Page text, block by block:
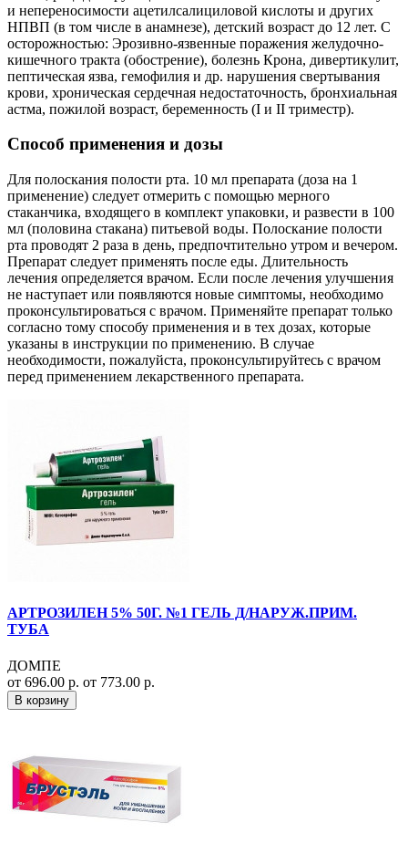
и непереносимости ацетилсалициловой кислоты и других
НПВП (в том числе в анамнезе), детский возраст до 12 лет. С
осторожностью: Эрозивно-язвенные поражения желудочно-
кишечного тракта (обострение), болезнь Крона, дивертикулит,
пептическая язва, гемофилия и др. нарушения свертывания
крови, хроническая сердечная недостаточность, бронхиальная
астма, пожилой возраст, беременность (I и II триместр).
Способ применения и дозы
Для полоскания полости рта. 10 мл препарата (доза на 1
применение) следует отмерить с помощью мерного
стаканчика, входящего в комплект упаковки, и развести в 100
мл (половина стакана) питьевой воды. Полоскание полости
рта проводят 2 раза в день, предпочтительно утром и вечером.
Препарат следует применять после еды. Длительность
лечения определяется врачом. Если после лечения улучшения
не наступает или появляются новые симптомы, необходимо
проконсультироваться с врачом. Применяйте препарат только
согласно тому способу применения и в тех дозах, которые
указаны в инструкции по применению. В случае
необходимости, пожалуйста, проконсультируйтесь с врачом
перед применением лекарственного препарата.
АРТРОЗИЛЕН 5% 50Г. №1 ГЕЛЬ Д/НАРУЖ.ПРИМ.
ТУБА
ДОМПЕ
от 696.00 р. от 773.00 р.
В корзину